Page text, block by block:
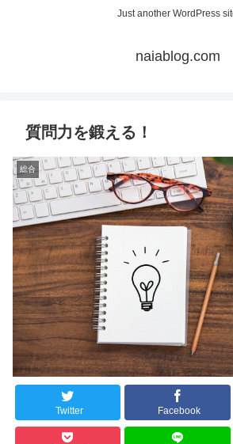
Just another WordPress
naiablog.com
質問力を鍛える！
総合
Twitter Facebook